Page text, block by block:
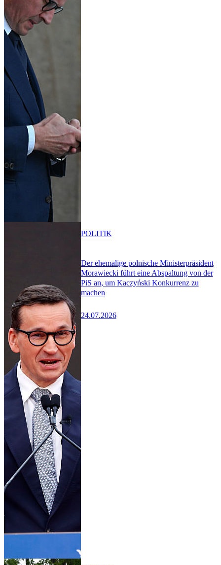
Der ehemalige polnische Ministerpräsident
Morawiecki führt eine Abspaltung von der
PiS an, um Kaczyński Konkurrenz zu
machen
24.07.2026
POLITIK